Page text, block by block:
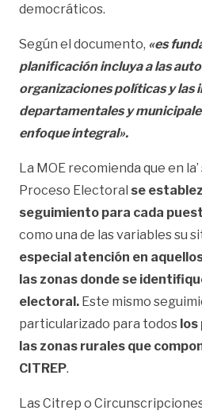
democráticos.
Según el documento, «es
planificación incluya a las
organizaciones políticas y las
departamentales y
enfoque integral».
La MOE recomienda que en
Proceso Electoral se
seguimiento para cada
como una de las variables su
especial atención en
las zonas donde se
electoral. Este mismo
particularizado para todos los
las zonas rurales que
CITREP.
Las Citrep o